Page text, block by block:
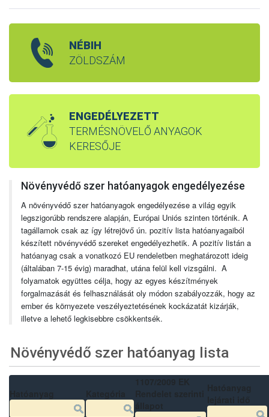
NÉBIH
ZÖLDSZÁM
ENGEDÉLYEZETT
TERMÉSNÖVELŐ ANYAGOK
KERESŐJE
Növényvédő szer hatóanyagok engedélyezése
A növényvédő szer hatóanyagok engedélyezése a világ egyik
legszigorúbb rendszere alapján, Európai Uniós szinten történik. A
tagállamok csak az így létrejövő ún. pozitív lista hatóanyagaiból
készített növényvédő szereket engedélyezhetik. A pozitív listán a
hatóanyag csak a vonatkozó EU rendeletben meghatározott ideig
(általában 7-15 évig) maradhat, utána felül kell vizsgálni. A
folyamatok együttes célja, hogy az egyes készítmények
forgalmazását és felhasználását oly módon szabályozzák, hogy az
ember és környezete veszélyeztetésének kockázatát kizárják,
illetve a lehető legkisebbre csökkentsék.
Növényvédő szer hatóanyag lista